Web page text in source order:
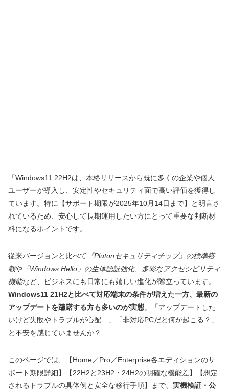
「Windows11 22H2は、本格リリースから既に多くの企業や個人
ユーザーが導入し、安定性やセキュリティ面で高い評価を獲得し
ています。特に【サポート期限が2025年10月14日まで】と明言さ
れているため、安心して長期運用したい方にとって重要な判断材
料になるポイントです。
従来バージョンと比べて 『Plutonセキュリティチップ』の標準搭
載や 「Windows Hello」の生体認証強化、
多彩なアクセシビリティ
機能など、ビジネスにも日常にも嬉しい進化が際立っています。
Windows11 21H2と比べて対応端末の条件が増えた一方、最新の
アップデートを躊躇する方も多いのが実態。「アップデートした
いけど失敗やトラブルが心配…」「非対応PCだと何が起こる？」
と不安を感じていませんか？
このページでは、【Home／Pro／Enterprise各エディションのサ
ポート期限詳細】【22H2と23H2・24H2の明確な機能差】【想定
されるトラブルの具体例と安全な移行手順】まで、 実機検証・公